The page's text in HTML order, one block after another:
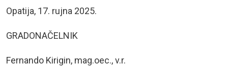
Opatija, 17. rujna 2025.
GRADONAČELNIK
Fernando Kirigin, mag.oec., v.r.